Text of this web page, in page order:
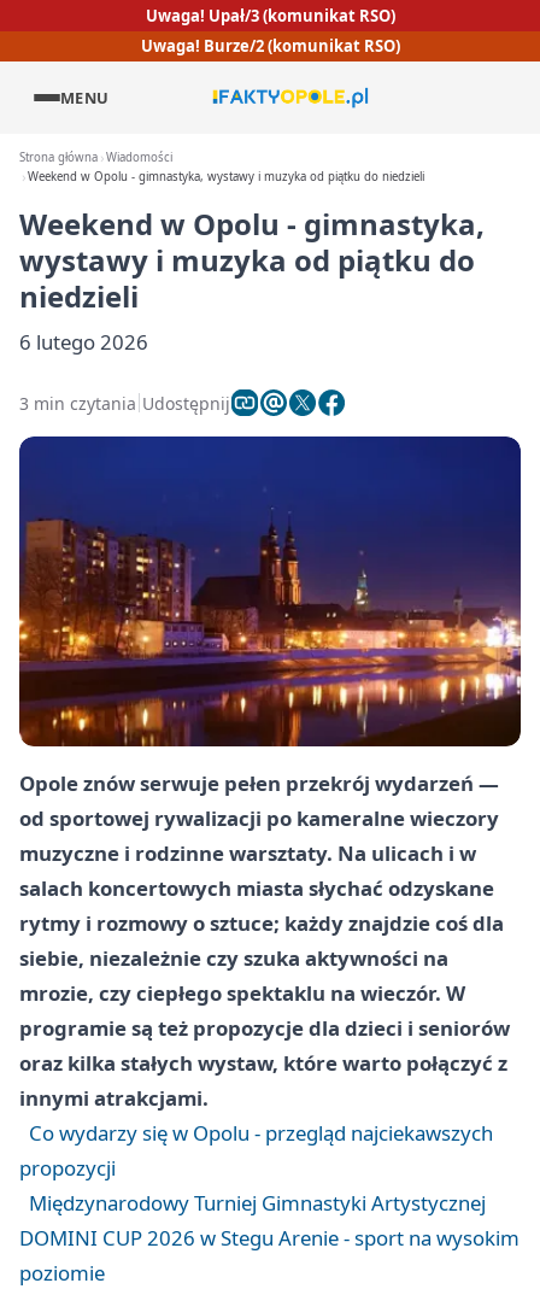
Uwaga! Upał/3 (komunikat RSO)
Uwaga! Burze/2 (komunikat RSO)
MENU
Strona główna Wiadomości
Weekend w Opolu - gimnastyka, wystawy i muzyka od piątku do niedzieli
Weekend w Opolu - gimnastyka,
wystawy i muzyka od piątku do
niedzieli
6 lutego 2026
3 min czytania Udostępnij
Opole znów serwuje pełen przekrój wydarzeń —
od sportowej rywalizacji po kameralne wieczory
muzyczne i rodzinne warsztaty. Na ulicach i w
salach koncertowych miasta słychać odzyskane
rytmy i rozmowy o sztuce; każdy znajdzie coś dla
siebie, niezależnie czy szuka aktywności na
mrozie, czy ciepłego spektaklu na wieczór. W
programie są też propozycje dla dzieci i seniorów
oraz kilka stałych wystaw, które warto połączyć z
innymi atrakcjami.
Co wydarzy się w Opolu - przegląd najciekawszych
propozycji
Międzynarodowy Turniej Gimnastyki Artystycznej
DOMINI CUP 2026 w Stegu Arenie - sport na wysokim
poziomie